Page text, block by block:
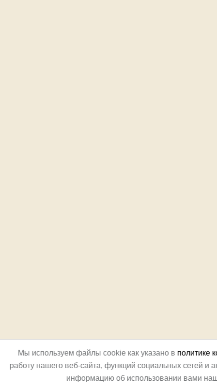
Мы используем файлы cookie как указано в политике
работу нашего веб-сайта, функций социальных сетей и
информацию об использовании вами